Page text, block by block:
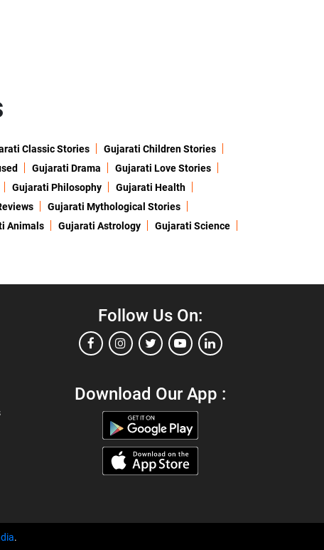
Classic Stories
Gujarati Children Stories
Gujarati Drama
Gujarati Love Stories
Gujarati Philosophy
Gujarati Health
Gujarati Mythological Stories
Animals Gujarati Astrology
Gujarati Science
Follow Us On:
Download Our App :
.